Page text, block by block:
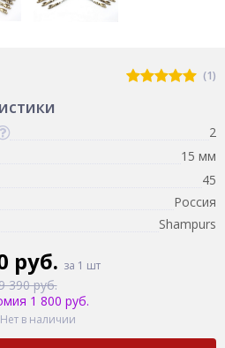
(1)
2
15 мм
45
Россия
Shampurs
руб. за 1 шт
390 руб.
1 800 руб.
Нет в наличии